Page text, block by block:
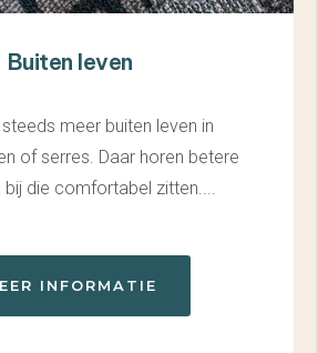
Buiten leven
meer buiten leven in
of serres. Daar horen betere
bij die comfortabel zitten....
INFORMATIE